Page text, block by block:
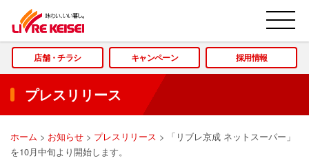
店舗・チラシ キャンペーン 採用情報
プレスリリース
ホーム > お知らせ > プレスリリース >
「リブレ京成 ネットスーパー」
を10月中旬より開始します。